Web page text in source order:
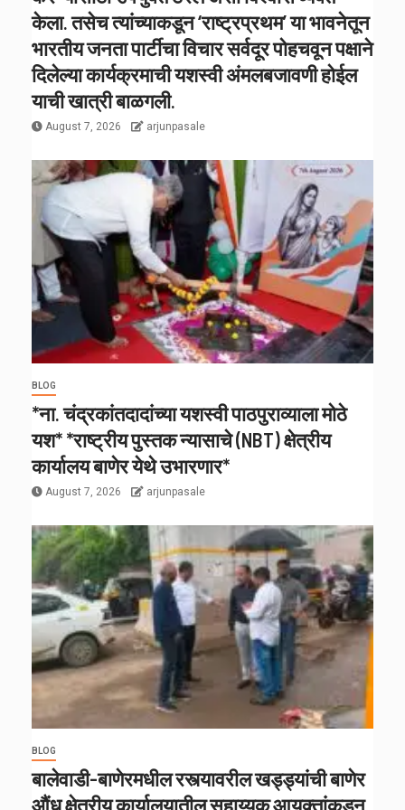
केला. तसेच त्यांच्याकडून ‘राष्ट्रप्रथम’ या भावनेतून
भारतीय जनता पार्टीचा विचार सर्वदूर पोहचवून पक्षाने
दिलेल्या कार्यक्रमाची यशस्वी अंमलबजावणी होईल
याची खात्री बाळगली.
August 7, 2026 arjunpasale
BLOG
*ना. चंद्रकांतदादांच्या यशस्वी पाठपुराव्याला मोठे
यश* *राष्ट्रीय पुस्तक न्यासाचे (NBT) क्षेत्रीय
कार्यालय बाणेर येथे उभारणार*
August 7, 2026 arjunpasale
BLOG
बालेवाडी-बाणेरमधील रस्त्यावरील खड्ड्यांची बाणेर
औंध क्षेत्रीय कार्यालयातील सहाय्यक आयुक्तांकडून